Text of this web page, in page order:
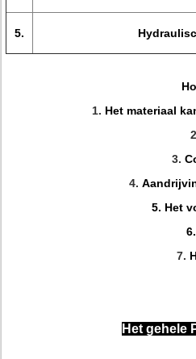
5.
1. Het materiaal
3.
4.
5. Het
7.
Het gehele